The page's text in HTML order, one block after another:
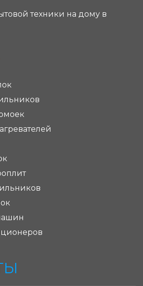
техники на дому в